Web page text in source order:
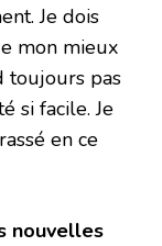
Je dois
mon mieux
toujours pas
si facile. Je
en ce
nouvelles